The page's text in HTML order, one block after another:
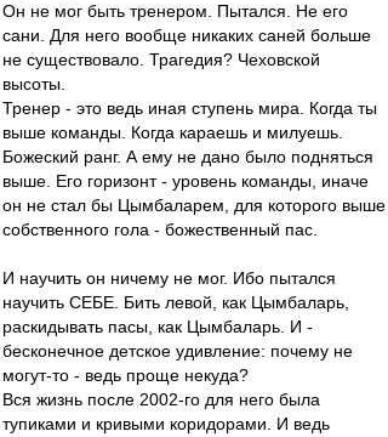
Он не мог быть тренером. Пытался. Не его
сани. Для него вообще никаких саней больше
не существовало. Трагедия? Чеховской
высоты.
Тренер - это ведь иная ступень мира. Когда ты
выше команды. Когда караешь и милуешь.
Божеский ранг. А ему не дано было подняться
выше. Его горизонт - уровень команды, иначе
он не стал бы Цымбаларем, для которого выше
собственного гола - божественный пас.
И научить он ничему не мог. Ибо пытался
научить СЕБЕ. Бить левой, как Цымбаларь,
раскидывать пасы, как Цымбаларь. И -
бесконечное детское удивление: почему не
могут-то - ведь проще некуда?
Вся жизнь после 2002-го для него была
тупиками и кривыми коридорами. И ведь